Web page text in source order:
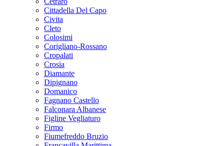
Cittadella Del Capo
Civita
Cleto
Colosimi
Corigliano-Rossano
Cropalati
Crosia
Diamante
Dipignano
Domanico
Fagnano Castello
Falconara Albanese
Figline Vegliaturo
Firmo
Fiumefreddo Bruzio